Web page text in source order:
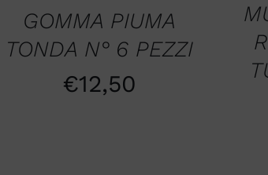
GOMMA PIUMA
TONDA N° 6 PEZZI
€12,50